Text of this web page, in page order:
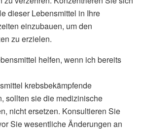
dieser Lebensmittel in Ihre
einzubauen, um den
zu erzielen.
helfen, wenn ich bereits
krebsbekämpfende
sollten sie die medizinische
nicht ersetzen. Konsultieren Sie
Sie wesentliche Änderungen an